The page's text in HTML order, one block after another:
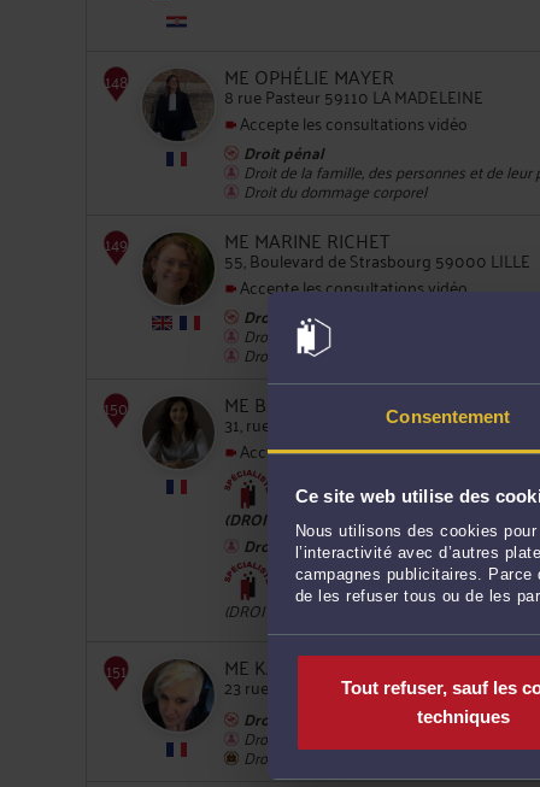
Consentement
Ce site web utilise des
Nous utilisons des cookies
l’interactivité avec d’autres
campagnes publicitaires.
de les refuser tous ou de les
Tout refuser, sauf les
techniques
148
ME OPHÉLIE MAYER
8 rue Pasteur 59110 LA MADELEINE
Accepte les consultations vidéo
Droit pénal
Droit de la famille, des personnes et de
Droit du dommage corporel
149
ME MARINE RICHET
55, Boulevard de Strasbourg 59000 LILLE
Accepte les consultations vidéo
Droit pénal
Droit du dommage corporel
Droit de la famille, des personnes et de leur
ME BRIGITTE KARILA
31, rue Faidherbe 59000 LILLE
Accepte les consultations vidéo
Droit pénal
(DROIT DES MINEURS)
Droit des étrangers et de la nationalité
Droit de la famille, des personnes et
(DROIT DES MINEURS)
ME KATYA BIDET
23 rue du Docteur Louis Lemaire 59140
Droit pénal
Droit de la famille, des personnes et de leur
Droit du travail